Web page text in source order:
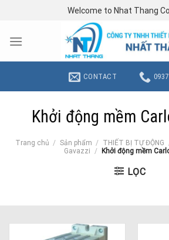
content
Welcome to Nhat Thang
CONTACT
Khởi động mềm
Trang chủ / Sản phẩm / THIẾT BỊ TỰ ĐỘNG
Gavazzi / Khởi động mềm
LỌC